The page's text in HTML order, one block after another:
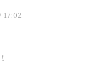
17:02